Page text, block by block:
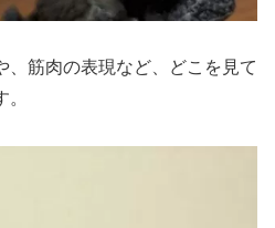
、筋肉の表現など、どこを見て